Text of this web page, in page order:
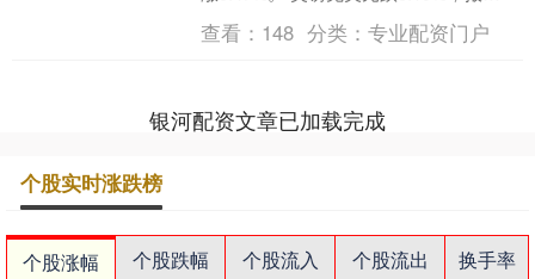
1.3166，本周大致持平。 美元....
查看： 148 分类：专业配资门户
银河配资文章已加载完成
个股实时涨跌榜
个股涨幅 个股跌幅 个股流入 个股流出
换手率